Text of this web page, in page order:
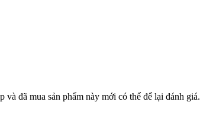
và đã mua sản phẩm này mới có thể để lại đánh giá.